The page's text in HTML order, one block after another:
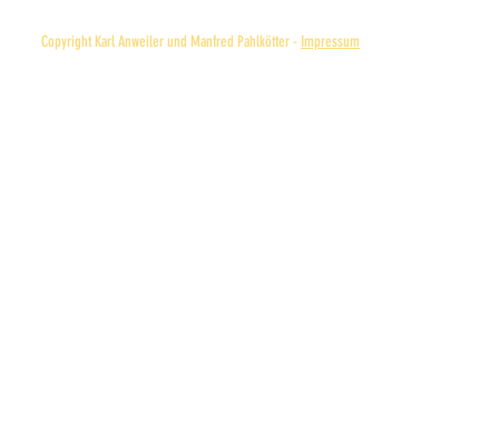
Copyright Karl Anweiler und Manfred Pahlkötter - Impressum